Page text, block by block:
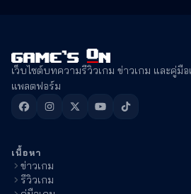
เว็บไซต์บทความรีวิวเกม ข่าวเกม และคู่มื
แพลตฟอร์ม
เนื้อหา
ข่าวเกม
รีวิวเกม